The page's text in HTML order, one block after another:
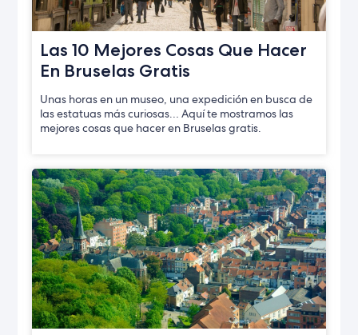
Las 10 Mejores Cosas Que Hacer
En Bruselas Gratis
Unas horas en un museo, una expedición en busca de
las estatuas más curiosas… Aquí te mostramos las
mejores cosas que hacer en Bruselas gratis.